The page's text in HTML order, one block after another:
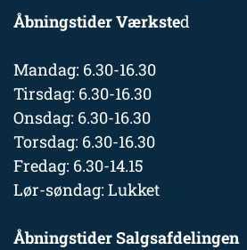
Åbningstider Værksted
Mandag: 6.30-16.30
Tirsdag: 6.30-16.30
Onsdag: 6.30-16.30
Torsdag: 6.30-16.30
Fredag: 6.30-14.15
Lør-søndag: Lukket
Åbningstider Salgsafdelingen